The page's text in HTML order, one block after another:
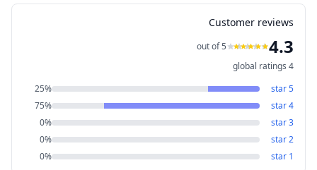
Customer reviews
4.3
out of 5
4
global ratings
5
star
25%
4
star
75%
3
star
0%
2
star
0%
1
star
0%